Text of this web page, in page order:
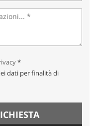
*
dati per finalità di